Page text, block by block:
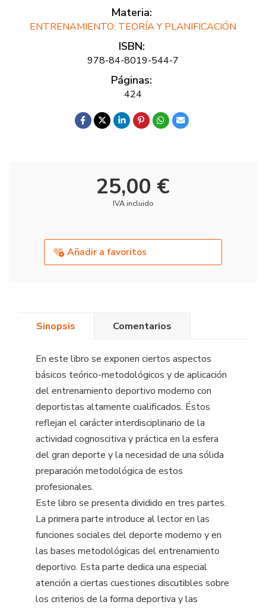
Materia:
ENTRENAMIENTO: TEORÍA Y PLANIFICACIÓN
ISBN:
978-84-8019-544-7
Páginas:
424
25,00 €
IVA incluido
Añadir a favoritos
Sinopsis Comentarios
En este libro se exponen ciertos aspectos
básicos teórico-metodológicos y de aplicación
del entrenamiento deportivo moderno con
deportistas altamente cualificados. Éstos
reflejan el carácter interdisciplinario de la
actividad cognoscitiva y práctica en la esfera
del gran deporte y la necesidad de una sólida
preparación metodológica de estos
profesionales.
Este libro se presenta dividido en tres partes.
La primera parte introduce al lector en las
funciones sociales del deporte moderno y en
las bases metodológicas del entrenamiento
deportivo. Esta parte dedica una especial
atención a ciertas cuestiones discutibles sobre
los criterios de la forma deportiva y las